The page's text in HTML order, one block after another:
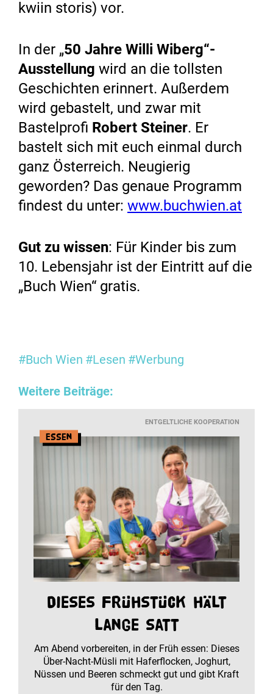
kwiin storis) vor.
In der „50 Jahre Willi Wiberg“-
Ausstellung wird an die tollsten
Geschichten erinnert. Außerdem
wird gebastelt, und zwar mit
Bastelprofi Robert Steiner. Er
bastelt sich mit euch einmal durch
ganz Österreich. Neugierig
geworden? Das genaue Programm
findest du unter: www.buchwien.at
Gut zu wissen: Für Kinder bis zum
10. Lebensjahr ist der Eintritt auf die
„Buch Wien“ gratis.
#Buch Wien #Lesen #Werbung
Weitere Beiträge:
ENTGELTLICHE KOOPERATION
Essen
Dieses Frühstück hält
lange satt
Am Abend vorbereiten, in der Früh essen: Dieses
Über-Nacht-Müsli mit Haferflocken, Joghurt,
Nüssen und Beeren schmeckt gut und gibt Kraft
für den Tag.